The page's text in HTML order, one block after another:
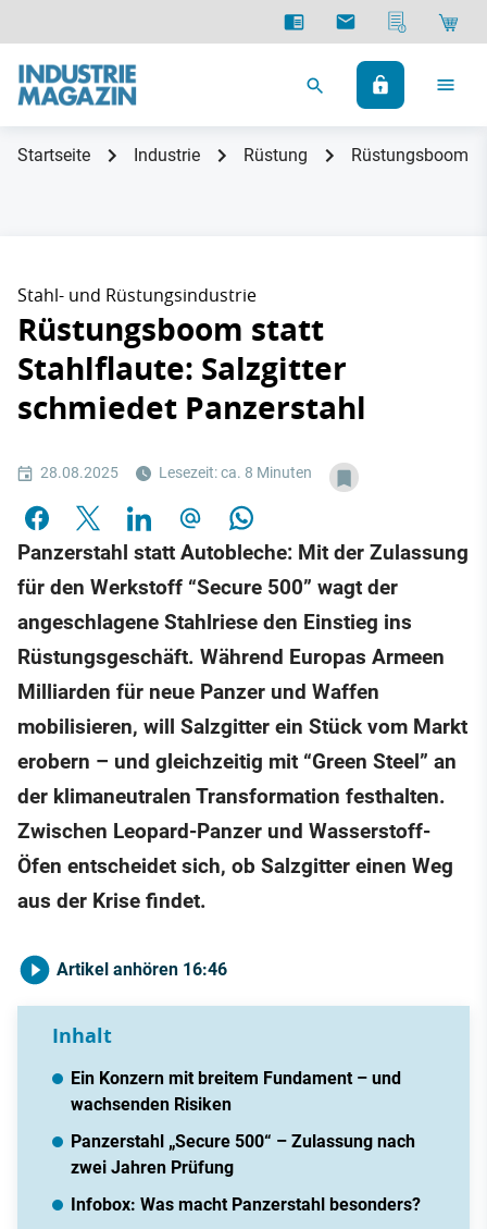
Startseite Industrie Rüstung Rüstungsboom
Stahl- und Rüstungsindustrie
Rüstungsboom statt
Stahlflaute: Salzgitter
schmiedet Panzerstahl
28.08.2025 Lesezeit: ca. 8 Minuten
Panzerstahl statt Autobleche: Mit der Zulassung
für den Werkstoff “Secure 500” wagt der
angeschlagene Stahlriese den Einstieg ins
Rüstungsgeschäft. Während Europas Armeen
Milliarden für neue Panzer und Waffen
mobilisieren, will Salzgitter ein Stück vom Markt
erobern – und gleichzeitig mit “Green Steel” an
der klimaneutralen Transformation festhalten.
Zwischen Leopard-Panzer und Wasserstoff-
Öfen entscheidet sich, ob Salzgitter einen Weg
aus der Krise findet.
Artikel anhören 16:46
Inhalt
Ein Konzern mit breitem Fundament – und
wachsenden Risiken
Panzerstahl „Secure 500“ – Zulassung nach
zwei Jahren Prüfung
Infobox: Was macht Panzerstahl besonders?